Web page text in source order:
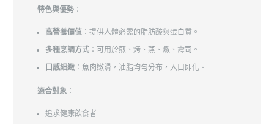
特色與優勢：
高營養價值：提供人體必需的脂肪酸與蛋白質。
多種烹調方式：可用於煎、烤、蒸、燉、壽司。
口感細緻：魚肉嫩滑，油脂均勻分布，入口即化。
適合對象 ：
追求健康飲食者